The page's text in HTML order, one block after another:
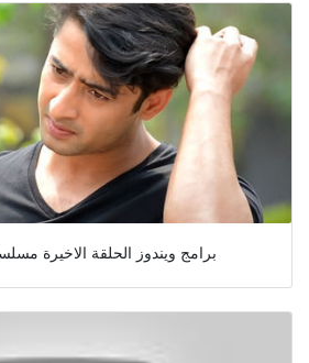
برامج ويندوز الحلقة الاخيرة